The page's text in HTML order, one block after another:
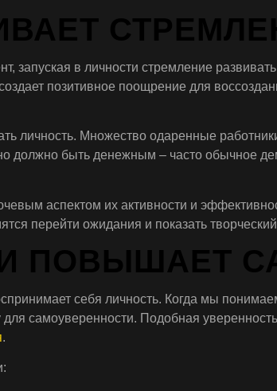
в личности стремление
позитивное поощрение для
Множество одаренные
должно быть денежным – часто обычное
аспектом их активности и
перейти ожидания и показать
ПОВЫШАЕТ
себя личность. Когда мы
самоуверенности. Подобная
.